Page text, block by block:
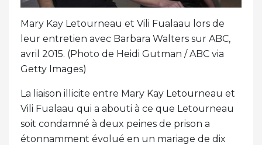
Mary Kay Letourneau et Vili Fualaau lors de
leur entretien avec Barbara Walters sur ABC,
avril 2015. (Photo de Heidi Gutman / ABC via
Getty Images)
La liaison illicite entre Mary Kay Letourneau et
Vili Fualaau qui a abouti à ce que Letourneau
soit condamné à deux peines de prison a
étonnamment évolué en un mariage de dix